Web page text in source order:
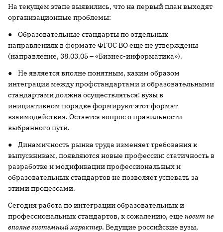
На текущем этапе выявились, что на первый план выходят
организационные проблемы:
● Образовательные стандарты по отдельных
направлениях в формате ФГОС ВО еще не утверждены
(направление, 38.03.05 – «Бизнес-информатика»).
● Не является вполне понятным, каким образом
интеграция между профстандартами и образовательными
стандартами должна осуществляться: вузы в
инициативном порядке формируют этот формат
взаимодействия. Остается вопрос о правильности
выбранного пути.
● Динамичность рынка труда изменяет требования к
выпускникам, появляются новые профессии: статичность в
разработке и модификации профессиональных и
образовательных стандартов не позволяет успевать за
этими процессами.
Сегодня работа по интеграции образовательных и
профессиональных стандартов, к сожалению, еще носит не
вполне системный характер. Ведущие российские вузы,